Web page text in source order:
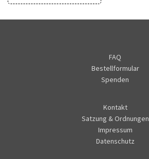
FAQ
Bestellformular
Spenden
Kontakt
Satzung & Ordnungen
Impressum
Datenschutz